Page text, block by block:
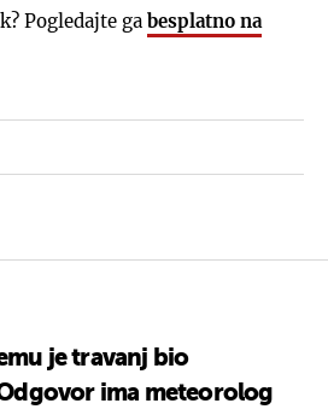
Pogledajte ga besplatno na
je travanj bio
ima meteorolog